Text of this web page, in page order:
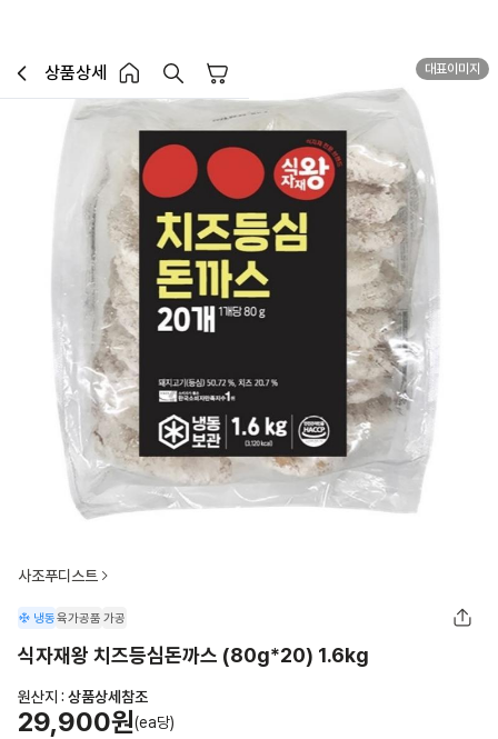
이전페이지로 이동
상품상세
홈 버튼홈 장바구니
대표이미지
사조푸디스트
냉동육가공품 가공
식자재왕 치즈등심돈까스 (80g*20) 1.6kg
원산지 : 상품상세참조
29,900원(ea당)